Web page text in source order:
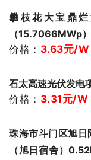
攀枝花大宝鼎
（15.7066MWp）
价格： 3.63元/W
石太高速光伏发电
价格： 3.31元/W
珠海市斗门区旭日
（旭日宿舍）